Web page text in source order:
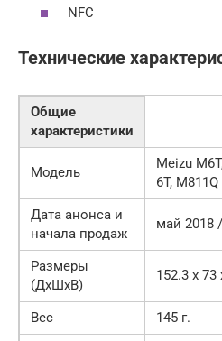
NFC
Технические
Общие
характеристики
Модель
Meizu
6T, M811Q
Дата анонса и
начала продаж
май 2018
Размеры
(ДxШxВ)
152.3 x
Вес
145 г.